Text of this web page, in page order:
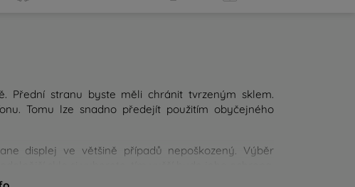
Přední stranu byste měli chránit tvrzeným sklem.
Tomu lze snadno předejít použitím obyčejného
displej ve většině případů nepoškozený. Výběr
při výběru měli zaměřit?